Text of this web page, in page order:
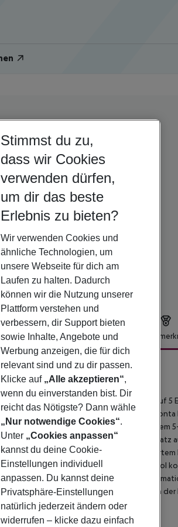
Hotelbeschreibung
d Alto verfügt über 101 Zimmer, verteilt auf
Hotels sind: Rib Grande (30 km) und
eine Lobby und eine Lounge. In dem
es die Möglichkeit sich auf einem
2 Pools mit Frischwasser und mit
und -liegen stehen für Sie am Pool
(30 km), Disco (24 km), eine Tourist
Flughafen PDL (27 km) und Furnas (23 km). In
Parkplatz.
Stimmst du zu,
dass wir Cookies
verwenden dürfen,
um dir das beste
Erlebnis zu bieten?
Wir verwenden Cookies und
ähnliche Technologien, um
unsere Webseite für dich am
Laufen zu halten. Dadurch
können wir die Nutzung unserer
Plattform verstehen und
verbessern, dir Support bieten
sowie Inhalte, Angebote und
Werbung anzeigen, die für dich
relevant sind und zu dir passen.
Klicke auf „Alle akzeptieren“,
wenn du einverstanden bist. Dir
reicht das Nötigste? Dann wähle
„Nur notwendige Cookies“.
Unter „Cookies anpassen“
kannst du deine Cookie-
Einstellungen individuell
anpassen. Du kannst deine
Privatsphäre-Einstellungen
natürlich jederzeit ändern oder
widerrufen – klicke dazu einfach